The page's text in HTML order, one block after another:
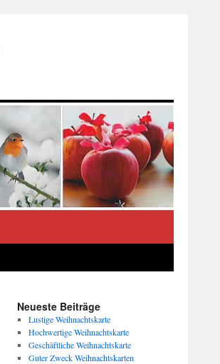
Neueste Beiträge
Lustige Weihnachtskarte
Hochwertige Weihnachtskarte
Geschäftliche Weihnachtskarte
Guter Zweck Weihnachtskarten